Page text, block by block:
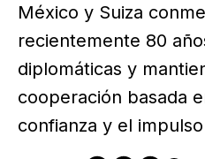
México y Suiza
recientemente 80
diplomáticas y
cooperación basada
confianza y el